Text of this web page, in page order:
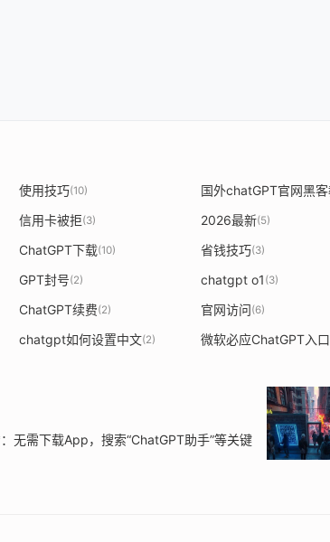
使用技巧(10)
信用卡被拒(3) 2026最新(5)
ChatGPT下载(10) 省钱技巧(3)
GPT封号(2) chatgpt o1 (3)
ChatGPT续费(2) 官网访问(6)
chatgpt如何设置中文(2) 微软必应ChatGPT入口
无需下载App，搜索“ChatGPT助手”等关键